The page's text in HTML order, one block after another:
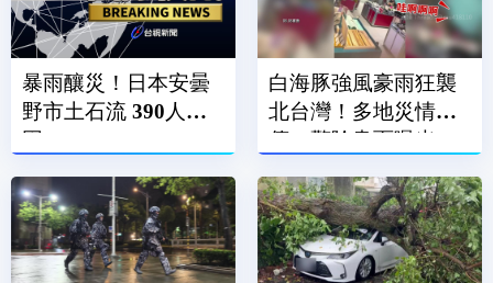
暴雨釀災！日本安曇
野市土石流 390人受
困
白海豚強風豪雨狂襲
北台灣！多地災情頻
傳 驚險畫面曝光